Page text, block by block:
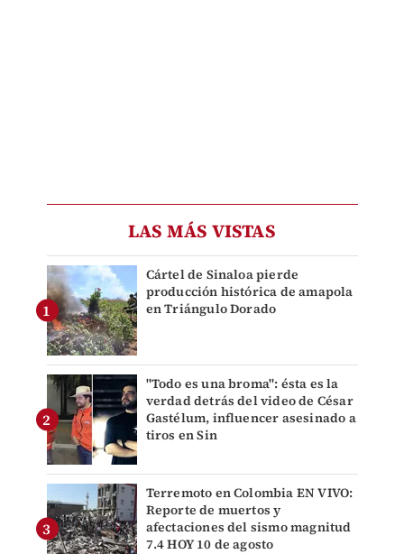
LAS MÁS VISTAS
Cártel de Sinaloa pierde
producción histórica de amapola
en Triángulo Dorado
"Todo es una broma": ésta es la
verdad detrás del video de César
Gastélum, influencer asesinado a
tiros en Sin
Terremoto en Colombia EN VIVO:
Reporte de muertos y
afectaciones del sismo magnitud
7.4 HOY 10 de agosto